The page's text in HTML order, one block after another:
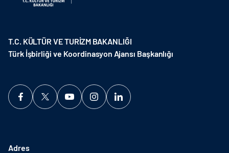
T.C. KÜLTÜR VE TURİZM BAKANLIĞI
Türk İşbirliği ve Koordinasyon Ajansı Başkanlığı
Adres